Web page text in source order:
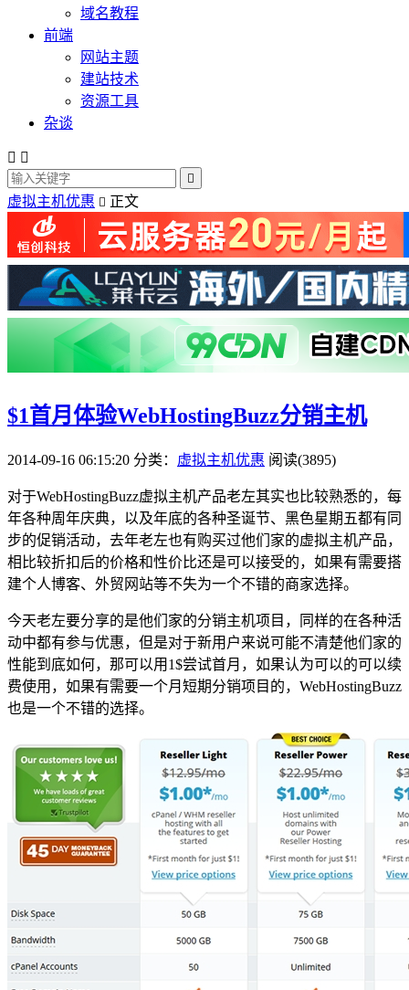
域名教程
前端
网站主题
建站技术
资源工具
杂谈
 

虚拟主机优惠  正文
$1首月体验WebHostingBuzz分销主机
2014-09-16 06:15:20 分类： 虚拟主机优惠 阅读(3895)
对于WebHostingBuzz虚拟主机产品老左其实也比较熟悉的，每
年各种周年庆典，以及年底的各种圣诞节、黑色星期五都有同
步的促销活动，去年老左也有购买过他们家的虚拟主机产品，
相比较折扣后的价格和性价比还是可以接受的，如果有需要搭
建个人博客、外贸网站等不失为一个不错的商家选择。
今天老左要分享的是他们家的分销主机项目，同样的在各种活
动中都有参与优惠，但是对于新用户来说可能不清楚他们家的
性能到底如何，那可以用1$尝试首月，如果认为可以的可以续
费使用，如果有需要一个月短期分销项目的，WebHostingBuzz
也是一个不错的选择。